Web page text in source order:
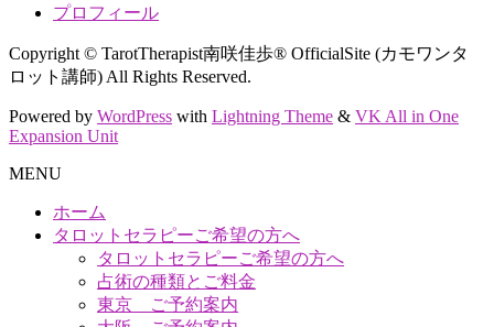
プロフィール
Copyright © TarotTherapist南咲佳歩® OfficialSite (カモワンタ
ロット講師) All Rights Reserved.
Powered by WordPress with Lightning Theme & VK All in One
Expansion Unit
MENU
ホーム
タロットセラピーご希望の方へ
タロットセラピーご希望の方へ
占術の種類とご料金
東京 ご予約案内